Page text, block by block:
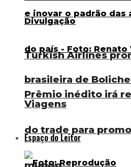
Turkish Airlines
brasileira de
Viagens
Espaço do Leitor
Prêmio inédito irá
do trade para